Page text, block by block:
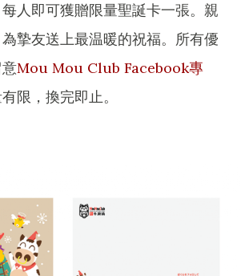
人即可獲贈限量聖誕卡一張。親
摯友送上最温暖的祝福。所有優
Mou Mou Club Facebook專
限，換完即止。